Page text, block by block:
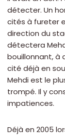
détecter. Un
cités à fureter
direction du
détectera
bouillonnant, à
cité déjà en
Mehdi est le
trompé. Il y
impatiences.
Déjà en 2005